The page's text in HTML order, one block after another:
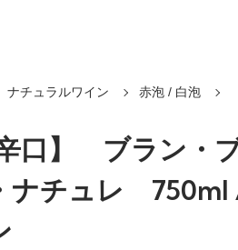
ナチュラルワイン 赤泡 / 白泡
口】 ブラン・
ナチュレ 750ml